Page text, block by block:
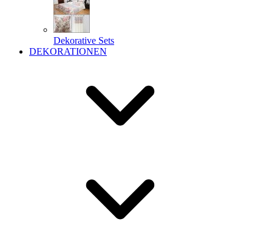
Dekorative Sets
DEKORATIONEN